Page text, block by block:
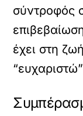
σύντροφός
έχει στη